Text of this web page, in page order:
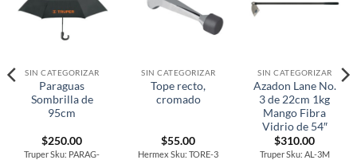
SIN CATEGORIZAR
Paraguas
Sombrilla de
95cm
$250.00
Truper Sku: PARAG-
SIN CATEGORIZAR
Tope recto,
cromado
$55.00
Hermex Sku: TORE-3
SIN CATEGORIZAR
Azadon Lane No.
3 de 22cm 1kg
Mango Fibra
Vidrio de 54″
$310.00
Truper Sku: AL-3M